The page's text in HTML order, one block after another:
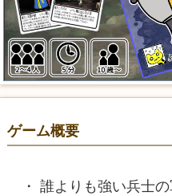
ゲーム概要
誰よりも強い兵士